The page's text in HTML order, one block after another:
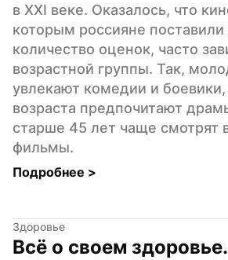
в XXI веке. Оказалось, что
которым россияне
количество оценок, часто
возрастной группы. Так,
увлекают комедии и
возраста предпочитают
старше 45 лет чаще смотрят
фильмы.
Подробнее >
Здоровье
Всё о своем